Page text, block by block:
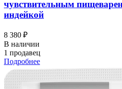
чувствительным
индейкой
8 380 ₽
В наличии
1 продавец
Подробнее